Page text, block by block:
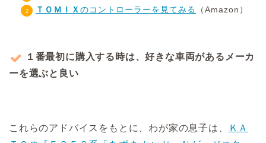
ＴＯＭＩＸ のコントローラーを見てみる （Amazon）
１番最初に購入する時は、好きな車両があるメーカ
ーを選ぶと良い
これらのアドバイスをもとに、わが家の息子は、
ＫＡ